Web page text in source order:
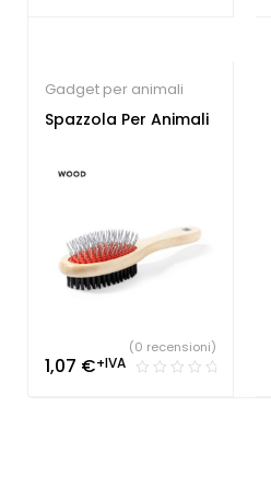
Gadget per animali
Spazzola Per Animali
1,07 €+IVA
(0 recensioni)